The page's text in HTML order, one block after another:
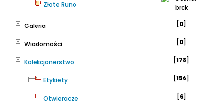
Złote Runo
Galeria [0]
Wiadomości [0]
Kolekcjonerstwo [178]
Etykiety [156]
Otwieracze [6]